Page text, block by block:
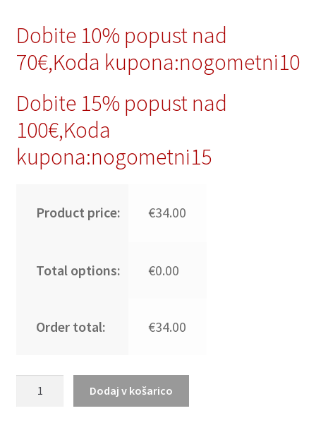
Dobite 10% popust nad
70€,Koda kupona:nogometni10
Dobite 15% popust nad
100€,Koda
kupona:nogometni15
Product price: €34.00
Total options: €0.00
Order total: €34.00
Dodaj v košarico